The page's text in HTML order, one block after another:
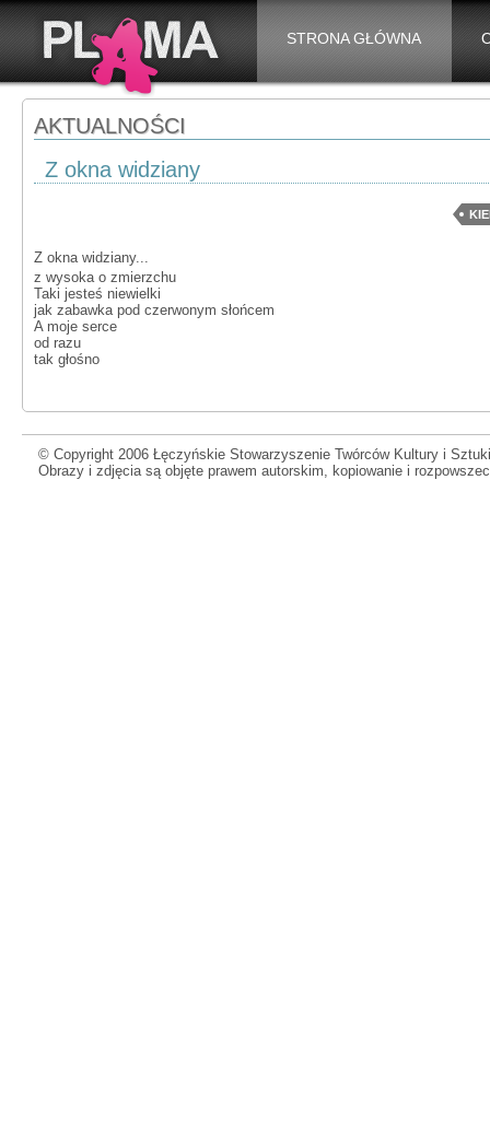
STRONA GŁÓWNA
AKTUALNOŚCI
Z okna widziany
Z okna widziany...
z wysoka o zmierzchu
Taki jesteś niewielki
jak zabawka pod czerwonym słońcem
A moje serce
od razu
tak głośno
© Copyright 2006 Łęczyńskie Stowarzyszenie Twórców Kultury i
Obrazy i zdjęcia są objęte prawem autorskim, kopiowanie i